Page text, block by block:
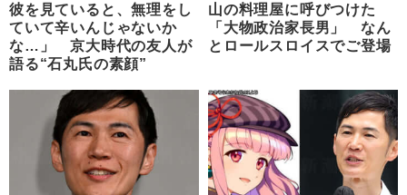
彼を見ていると、無理をし
ていて辛いんじゃないか
な…」 京大時代の友人が
語る“石丸氏の素顔”
山の料理屋に呼びつけた
「大物政治家長男」 なん
とロールスロイスでご登場